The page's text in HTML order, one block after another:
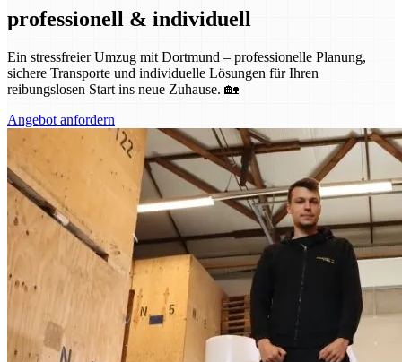
professionell & individuell
Ein stressfreier Umzug mit Dortmund – professionelle Planung,
sichere Transporte und individuelle Lösungen für Ihren
reibungslosen Start ins neue Zuhause. 🏡
Angebot anfordern